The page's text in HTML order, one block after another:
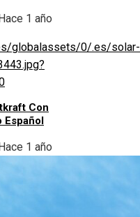
Hace 1 año
Con
Español
Hace 1 año